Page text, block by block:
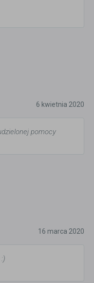
6 kwietnia 2020
pomocy
16 marca 2020